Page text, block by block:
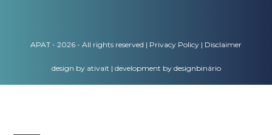
APAT - 2026 - All rights reserved | Privacy Policy | Disclaimer
design by ativait | development by designbinário